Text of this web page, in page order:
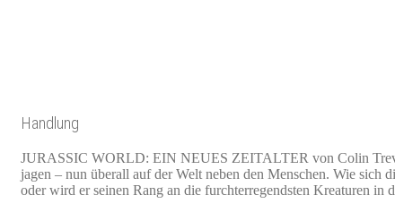
Handlung
JURASSIC WORLD: EIN NEUES ZEITALTER von Colin
jagen – nun überall auf der Welt neben den Menschen. Wie
oder wird er seinen Rang an die furchterregendsten Kreaturen in